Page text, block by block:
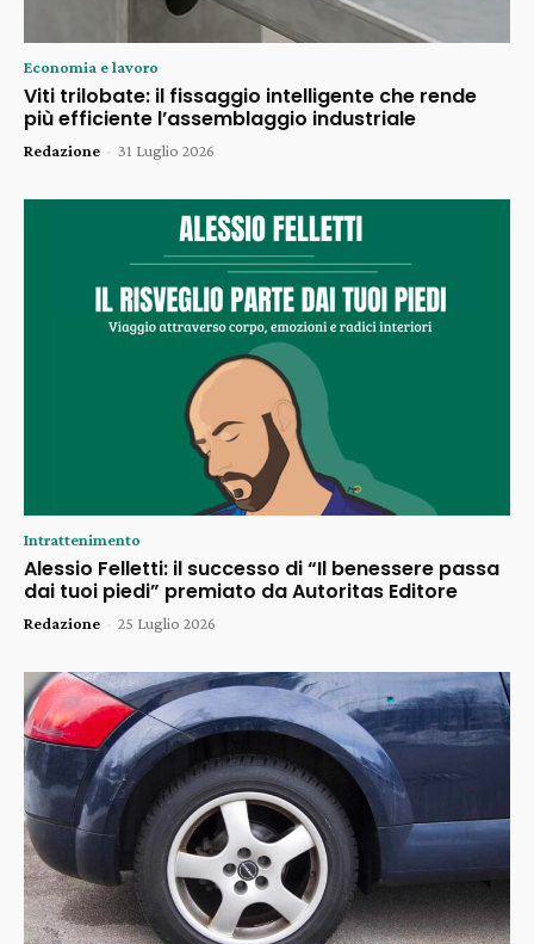
Economia e lavoro
Viti trilobate: il fissaggio intelligente che rende
più efficiente l’assemblaggio industriale
Redazione - 31 Luglio 2026
Intrattenimento
Alessio Felletti: il successo di “Il benessere passa
dai tuoi piedi” premiato da Autoritas Editore
Redazione - 25 Luglio 2026